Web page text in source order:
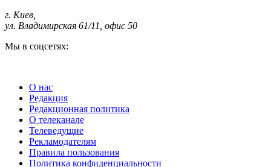
г. Киев
ул. Владимирская 61/11, офис 50
Мы в соцсетях:
О нас
Редакция
Редакционная политика
О телеканале
Телеведущие
Рекламодателям
Правила пользования
Политика конфиденциальности